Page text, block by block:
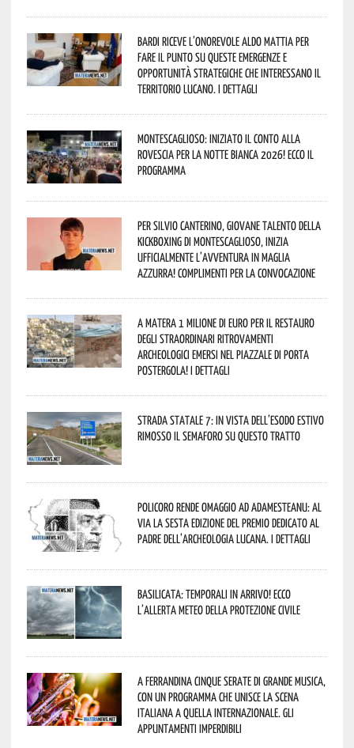
Bardi riceve l’onorevole Aldo Mattia per
fare il punto su queste emergenze e
opportunità strategiche che interessano il
territorio lucano. I dettagli
Montescaglioso: iniziato il conto alla
rovescia per la Notte Bianca 2026! Ecco il
programma
Per Silvio Canterino, giovane talento della
kickboxing di Montescaglioso, inizia
ufficialmente l’avventura in maglia
azzurra! Complimenti per la convocazione
A Matera 1 milione di euro per il restauro
degli straordinari ritrovamenti
archeologici emersi nel piazzale di Porta
Postergola! I dettagli
Strada statale 7: in vista dell’esodo estivo
rimosso il semaforo su questo tratto
Policoro rende omaggio ad Adamesteanu: al
via la sesta edizione del Premio dedicato al
padre dell’archeologia lucana. I dettagli
Basilicata: temporali in arrivo! Ecco
l’allerta meteo della Protezione civile
A Ferrandina cinque serate di grande musica,
con un programma che unisce la scena
italiana a quella internazionale. Gli
appuntamenti imperdibili